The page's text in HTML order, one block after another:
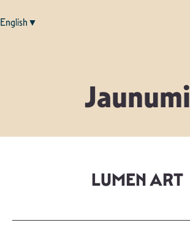
English▼
Jaunumi
LUMEN ART